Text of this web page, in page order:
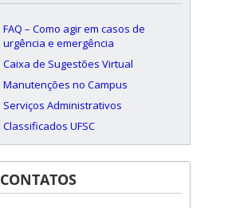
FAQ – Como agir em casos de
urgência e emergência
Caixa de Sugestões Virtual
Manutenções no Campus
Serviços Administrativos
Classificados UFSC
CONTATOS